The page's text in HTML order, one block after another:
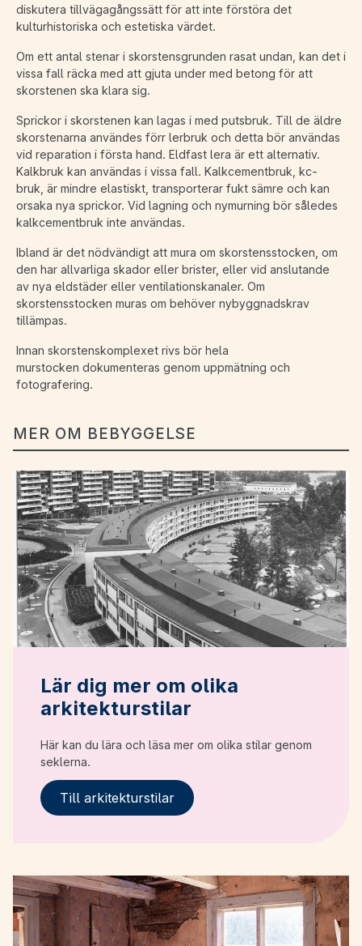
diskutera tillvägagångssätt för att inte förstöra det
kulturhistoriska och estetiska värdet.
Om ett antal stenar i skorstensgrunden rasat undan, kan det i
vissa fall räcka med att gjuta under med betong för att
skorstenen ska klara sig.
Sprickor i skorstenen kan lagas i med putsbruk. Till de äldre
skorstenarna användes förr lerbruk och detta bör användas
vid reparation i första hand. Eldfast lera är ett alternativ.
Kalkbruk kan användas i vissa fall. Kalkcementbruk, kc-
bruk, är mindre elastiskt, transporterar fukt sämre och kan
orsaka nya sprickor. Vid lagning och nymurning bör således
kalkcementbruk inte användas.
Ibland är det nödvändigt att mura om skorstensstocken, om
den har allvarliga skador eller brister, eller vid anslutande
av nya eldstäder eller ventilationskanaler. Om
skorstensstocken muras om behöver nybyggnadskrav
tillämpas.
Innan skorstenskomplexet rivs bör hela
murstocken dokumenteras genom uppmätning och
fotografering.
MER OM BEBYGGELSE
Lär dig mer om olika
arkitekturstilar
Här kan du lära och läsa mer om olika stilar genom
seklerna.
Till arkitekturstilar